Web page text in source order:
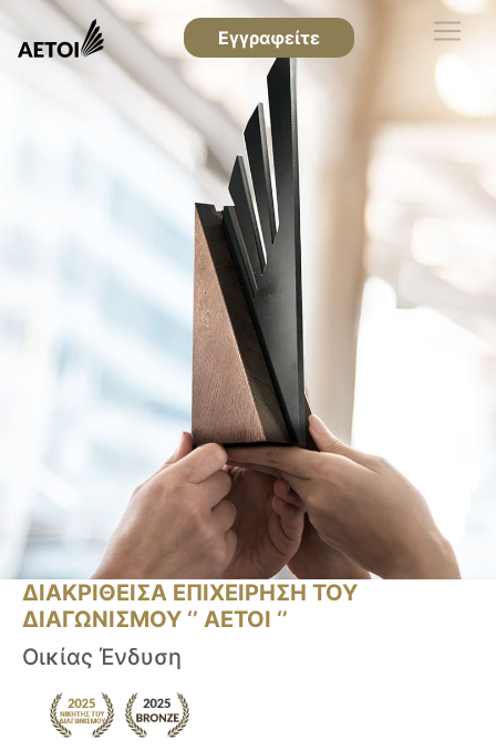
Εγγραφείτε
ΔΙΑΚΡΙΘΕΙΣΑ ΕΠΙΧΕΙΡΗΣΗ ΤΟΥ
ΔΙΑΓΩΝΙΣΜΟΥ ‘’ ΑΕΤΟΙ ‘’
Οικίας Ένδυση